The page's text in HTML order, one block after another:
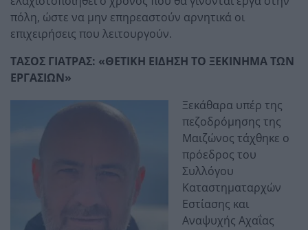
πόλη, ώστε να μην επηρεαστούν αρνητικά οι
επιχειρήσεις που λειτουργούν.
ΤΑΣΟΣ ΓΙΑΤΡΑΣ: «ΘΕΤΙΚΗ ΕΙΔΗΣΗ ΤΟ ΞΕΚΙΝΗΜΑ ΤΩΝ
ΕΡΓΑΣΙΩΝ»
Ξεκάθαρα υπέρ της
πεζοδρόμησης της
Μαιζώνος τάχθηκε ο
πρόεδρος του
Συλλόγου
Καταστηματαρχών
Εστίασης και
Αναψυχής Αχαΐας